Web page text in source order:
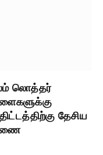
லொத்தர்
தேசிய